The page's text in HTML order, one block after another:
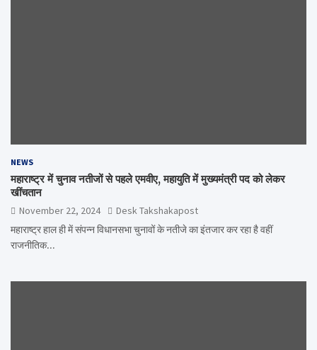
NEWS
महाराष्ट्र में चुनाव नतीजों से पहले एमवीए, महायुति में मुख्यमंत्री पद को लेकर
खींचतान
November 22, 2024
Desk Takshakapost
महाराष्ट्र हाल ही में संपन्न विधानसभा चुनावों के नतीजे का इंतजार कर रहा है वहीं
राजनीतिक…